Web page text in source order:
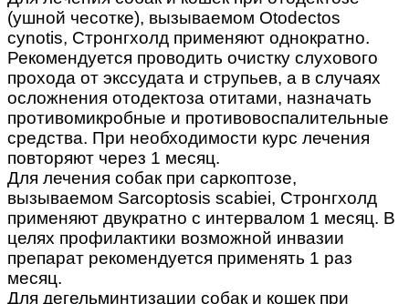
(ушной чесотке), вызываемом Otodectos
cynotis, Стронгхолд применяют однократно.
Рекомендуется проводить очистку слухового
прохода от экссудата и струпьев, а в случаях
осложнения отодектоза отитами, назначать
противомикробные и противовоспалительные
средства. При необходимости курс лечения
повторяют через 1 месяц.
Для лечения собак при саркоптозе,
вызываемом Sarcoptosis scabiei, Стронгхолд
применяют двукратно с интервалом 1 месяц. В
целях профилактики возможной инвазии
препарат рекомендуется применять 1 раз
месяц.
Для дегельминтизации собак и кошек при